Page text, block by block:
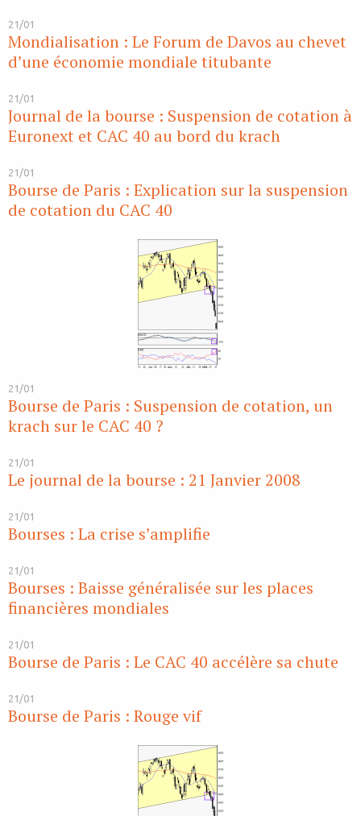
21/01
Mondialisation : Le Forum de Davos au chevet
d’une économie mondiale titubante
21/01
Journal de la bourse : Suspension de cotation à
Euronext et CAC 40 au bord du krach
21/01
Bourse de Paris : Explication sur la suspension
de cotation du CAC 40
21/01
Bourse de Paris : Suspension de cotation, un
krach sur le CAC 40 ?
21/01
Le journal de la bourse : 21 Janvier 2008
21/01
Bourses : La crise s’amplifie
21/01
Bourses : Baisse généralisée sur les places
financières mondiales
21/01
Bourse de Paris : Le CAC 40 accélère sa chute
21/01
Bourse de Paris : Rouge vif